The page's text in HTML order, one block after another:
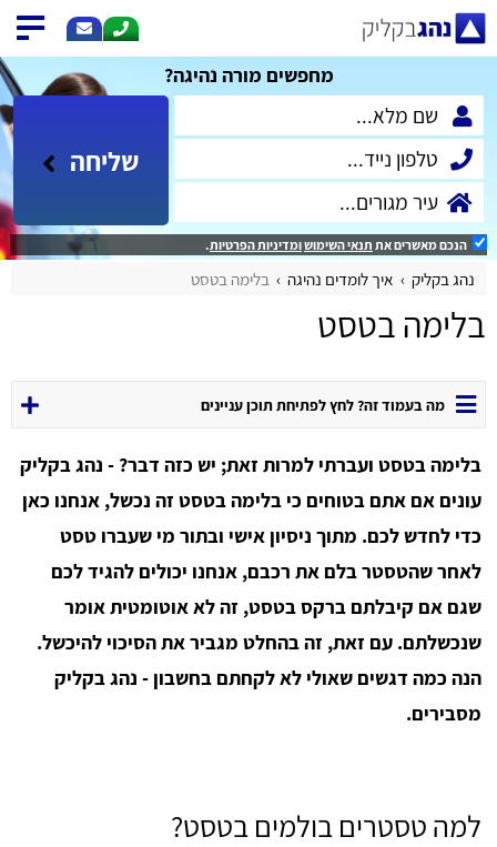
מחפשים מורה נהיגה?
שליחה
הנכם מאשרים את תנאי השימושומדיניות הפרטיות.
נהג בקליק איך לומדים נהיגה בלימה בטסט
בלימה בטסט
מה בעמוד זה? לחץ לפתיחת תוכן עניינים
בלימה בטסט ועברתי למרות זאת; יש כזה דבר? - נהג בקליק
עונים אם אתם בטוחים כי בלימה בטסט זה נכשל, אנחנו כאן
כדי לחדש לכם. מתוך ניסיון אישי ובתור מי שעברו טסט
לאחר שהטסטר בלם את רכבם, אנחנו יכולים להגיד לכם
שגם אם קיבלתם ברקס בטסט, זה לא אוטומטית אומר
שנכשלתם. עם זאת, זה בהחלט מגביר את הסיכוי להיכשל.
הנה כמה דגשים שאולי לא לקחתם בחשבון - נהג בקליק
מסבירים.
למה טסטרים בולמים בטסט?